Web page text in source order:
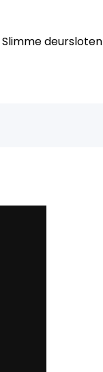
Slimme deursloten